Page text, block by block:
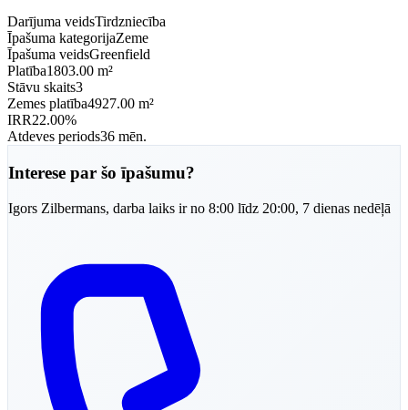
Darījuma veidsTirdzniecība
Īpašuma kategorijaZeme
Īpašuma veidsGreenfield
Platība1803.00 m²
Stāvu skaits3
Zemes platība4927.00 m²
IRR22.00%
Atdeves periods36 mēn.
Interese par šo īpašumu?
Igors Zilbermans, darba laiks ir no 8:00 līdz 20:00, 7 dienas nedēļā